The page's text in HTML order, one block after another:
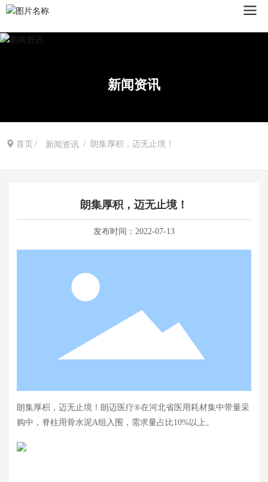
新闻资讯
首页 新闻资讯 朗集厚积，迈无止境！
朗集厚积，迈无止境！
发布时间： 2022-07-13
朗集厚积，迈无止境！朗迈医疗®在河北省医用耗材集中带量采
购中，脊柱用骨水泥A组入围，需求量占比10%以上。